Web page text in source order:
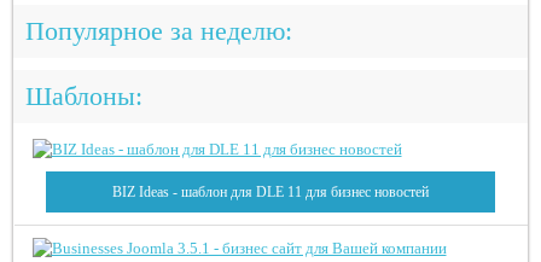
Популярное за неделю:
Шаблоны:
BIZ Ideas - шаблон для DLE 11 для бизнес новостей